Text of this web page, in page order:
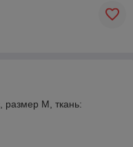
M, ткань: